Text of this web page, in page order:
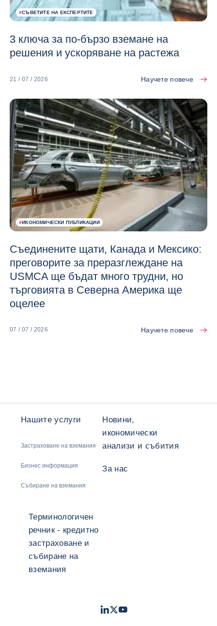
#СЪВЕТИТЕ НА ЕКСПЕРТИТЕ
3 ключа за по-бързо вземане на
решения и ускоряване на растежа
21 / 07 / 2026 Научете повече
#ИКОНОМИЧЕСКИ ПУБЛИКАЦИИ
Съединените щати, Канада и Мексико:
преговорите за преразглеждане на
USMCA ще бъдат много трудни, но
търговията в Северна Америка ще
оцелее
07 / 07 / 2026 Научете повече
Нашите услуги
Застраховане на вземания
Бизнес информация
Събиране на вземания
Новини,
икономически
анализи и събития
За нас
Терминологичен
речник - кредитно
застраховане и
събиране на
вземания
LinkedIn
TwitterYoutube